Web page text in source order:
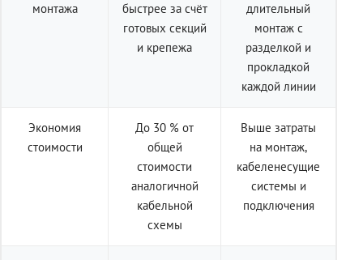
монтажа
быстрее за счёт
готовых секций
и крепежа
длительный
монтаж с
разделкой и
прокладкой
каждой линии
Экономия
стоимости
До 30 % от
общей
стоимости
аналогичной
кабельной
схемы
Выше затраты
на монтаж,
кабеленесущие
системы и
подключения